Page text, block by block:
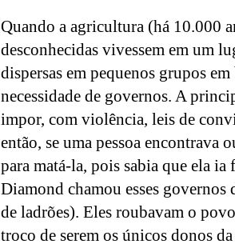
Quando a agricultura (há 10.000
desconhecidas vivessem em um
dispersas em pequenos grupos
necessidade de governos. A
impor, com violência, leis de
então, se uma pessoa encontrava
para matá-la, pois sabia que ela ia
Diamond chamou esses governos
de ladrões). Eles roubavam o
troco de serem os únicos donos